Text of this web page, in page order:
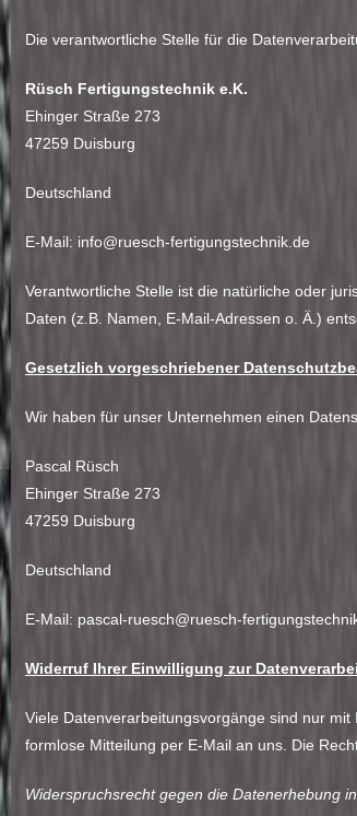
Die verantwortliche Stelle für die
Rüsch Fertigungstechnik e.K.
Ehinger Straße 273
47259 Duisburg
Deutschland
E-Mail: info@ruesch-fertigungstechnik.de
Verantwortliche Stelle ist die natürliche oder
Daten (z.B. Namen, E-Mail-Adressen o. Ä.)
Gesetzlich vorgeschriebener
Wir haben für unser Unternehmen einen
Pascal Rüsch
Ehinger Straße 273
47259 Duisburg
Deutschland
E-Mail: pascal-ruesch@ruesch-
Widerruf Ihrer Einwilligung zur
Viele Datenverarbeitungsvorgänge sind nur
formlose Mitteilung per E-Mail an uns. Die
Widerspruchsrecht gegen die Datenerhebung